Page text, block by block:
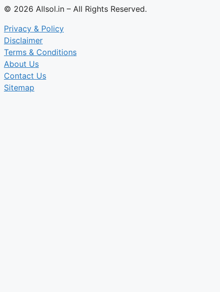
© 2026 Allsol.in – All Rights Reserved.
Privacy & Policy
Disclaimer
Terms & Conditions
About Us
Contact Us
Sitemap